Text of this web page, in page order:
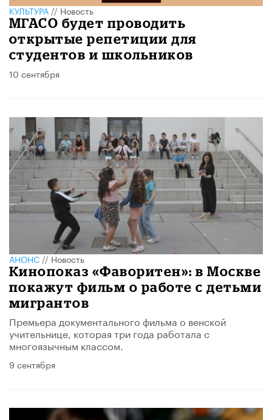
КУЛЬТУРА//Новость
МГАСО будет проводить
открытые репетиции для
студентов и школьников
10 сентября
АНОНС//Новость
Кинопоказ «Фаворитен»: в Москве
покажут фильм о работе с детьми
мигрантов
Премьера документального фильма о венской
учительнице, которая три года работала с
многоязычным классом.
9 сентября